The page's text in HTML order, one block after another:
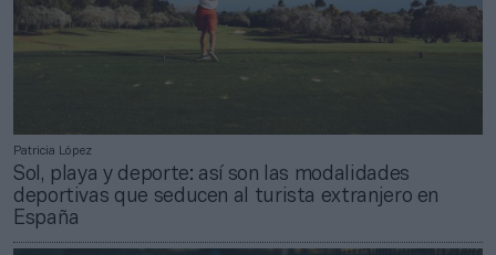
Patricia López
Sol, playa y deporte: así son las modalidades
deportivas que seducen al turista extranjero en
España